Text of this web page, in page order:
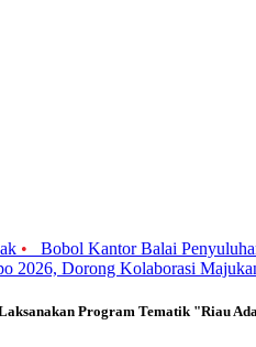
• Bobol Kantor Balai
2026, Dorong Kolaborasi
Program Tematik "Riau